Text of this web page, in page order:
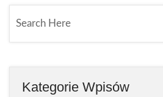
Kategorie Wpisów